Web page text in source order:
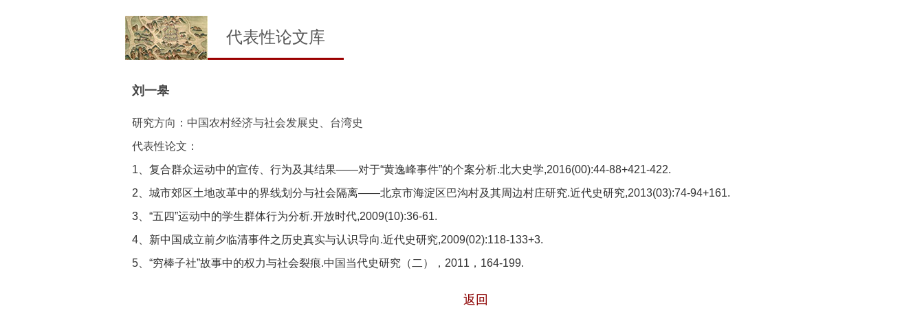
代表性论文库
刘一皋
研究方向：中国农村经济与社会发展史、台湾史
代表性论文：
1、复合群众运动中的宣传、行为及其结果——对于“黄逸峰事件”的个案分析.北大史学,2016(00):44-88+421-422.
2、城市郊区土地改革中的界线划分与社会隔离——北京市海淀区巴沟村及其周边村庄研究.近代史研究,2013(03):74-94+161.
3、“五四”运动中的学生群体行为分析.开放时代,2009(10):36-61.
4、新中国成立前夕临清事件之历史真实与认识导向.近代史研究,2009(02):118-133+3.
5、“穷棒子社”故事中的权力与社会裂痕.中国当代史研究（二），2011，164-199.
返回